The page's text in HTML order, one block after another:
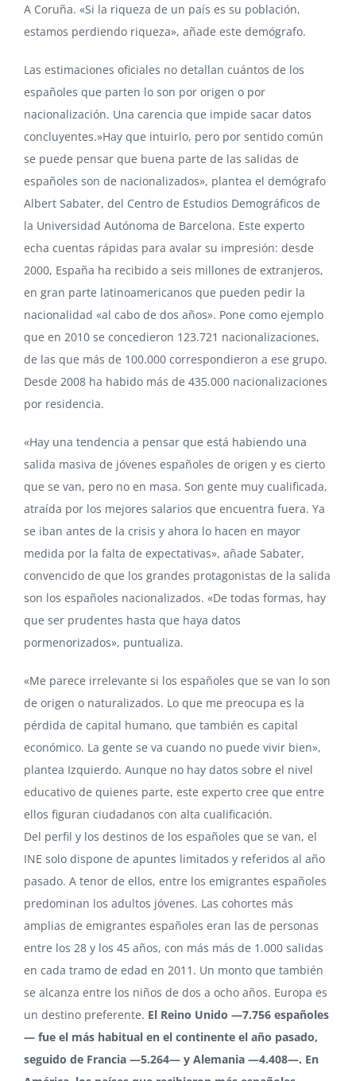
A Coruña. «Si la riqueza de un país es su población,
estamos perdiendo riqueza», añade este demógrafo.
Las estimaciones oficiales no detallan cuántos de los
españoles que parten lo son por origen o por
nacionalización. Una carencia que impide sacar datos
concluyentes.»Hay que intuirlo, pero por sentido común
se puede pensar que buena parte de las salidas de
españoles son de nacionalizados», plantea el demógrafo
Albert Sabater, del Centro de Estudios Demográficos de
la Universidad Autónoma de Barcelona. Este experto
echa cuentas rápidas para avalar su impresión: desde
2000, España ha recibido a seis millones de extranjeros,
en gran parte latinoamericanos que pueden pedir la
nacionalidad «al cabo de dos años». Pone como ejemplo
que en 2010 se concedieron 123.721 nacionalizaciones,
de las que más de 100.000 correspondieron a ese grupo.
Desde 2008 ha habido más de 435.000 nacionalizaciones
por residencia.
«Hay una tendencia a pensar que está habiendo una
salida masiva de jóvenes españoles de origen y es cierto
que se van, pero no en masa. Son gente muy cualificada,
atraída por los mejores salarios que encuentra fuera. Ya
se iban antes de la crisis y ahora lo hacen en mayor
medida por la falta de expectativas», añade Sabater,
convencido de que los grandes protagonistas de la salida
son los españoles nacionalizados. «De todas formas, hay
que ser prudentes hasta que haya datos
pormenorizados», puntualiza.
«Me parece irrelevante si los españoles que se van lo son
de origen o naturalizados. Lo que me preocupa es la
pérdida de capital humano, que también es capital
económico. La gente se va cuando no puede vivir bien»,
plantea Izquierdo. Aunque no hay datos sobre el nivel
educativo de quienes parte, este experto cree que entre
ellos figuran ciudadanos con alta cualificación.
Del perfil y los destinos de los españoles que se van, el
INE solo dispone de apuntes limitados y referidos al año
pasado. A tenor de ellos, entre los emigrantes españoles
predominan los adultos jóvenes. Las cohortes más
amplias de emigrantes españoles eran las de personas
entre los 28 y los 45 años, con más más de 1.000 salidas
en cada tramo de edad en 2011. Un monto que también
se alcanza entre los niños de dos a ocho años. Europa es
un destino preferente. El Reino Unido —7.756 españoles
— fue el más habitual en el continente el año pasado,
seguido de Francia —5.264— y Alemania —4.408—. En